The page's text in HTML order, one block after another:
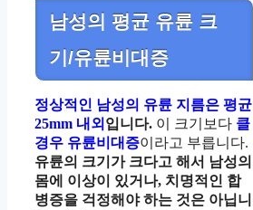
남성의 평균 유륜 크
기/유륜비대증
정상적인 남성의 유륜 지름은 평균
25mm 내외 입니다. 이 크기보다 클
경우 유륜비대증이라고 부릅니다.
유륜의 크기가 크다고 해서 남성의
몸에 이상이 있거나, 치명적인 합
병증을 걱정해야 하는 것은 아닙니